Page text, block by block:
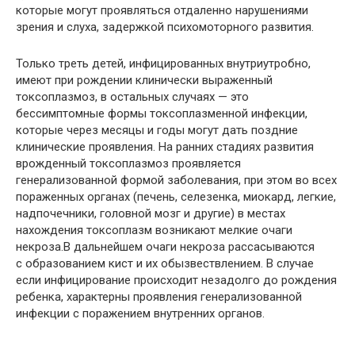
которые могут проявляться отдаленно нарушениями
зрения и слуха, задержкой психомоторного развития.
Только треть детей, инфицированных внутриутробно,
имеют при рождении клинически выраженный
токсоплазмоз, в остальных случаях — это
бессимптомные формы токсоплазменной инфекции,
которые через месяцы и годы могут дать поздние
клинические проявления. На ранних стадиях развития
врожденный токсоплазмоз проявляется
генерализованной формой заболевания, при этом во всех
пораженных органах (печень, селезенка, миокард, легкие,
надпочечники, головной мозг и другие) в местах
нахождения токсоплазм возникают мелкие очаги
некроза.В дальнейшем очаги некроза рассасываются
с образованием кист и их обызвествлением. В случае
если инфицирование происходит незадолго до рождения
ребенка, характерны проявления генерализованной
инфекции с поражением внутренних органов.